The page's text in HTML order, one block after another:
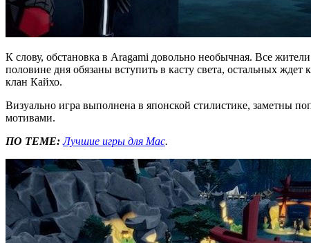
К слову, обстановка в Aragami довольно необычная. Все
половине дня обязаны вступить в касту света, остальных
клан Кайхо.
Визуально игра выполнена в японской стилистике, заметны
мотивами.
ПО ТЕМЕ: Лучшие игры для Mac.